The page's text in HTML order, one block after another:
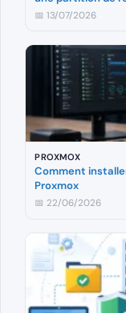
📅 13/07/2026
PROXMOX
Comment
Proxmox
📅 22/06/2026